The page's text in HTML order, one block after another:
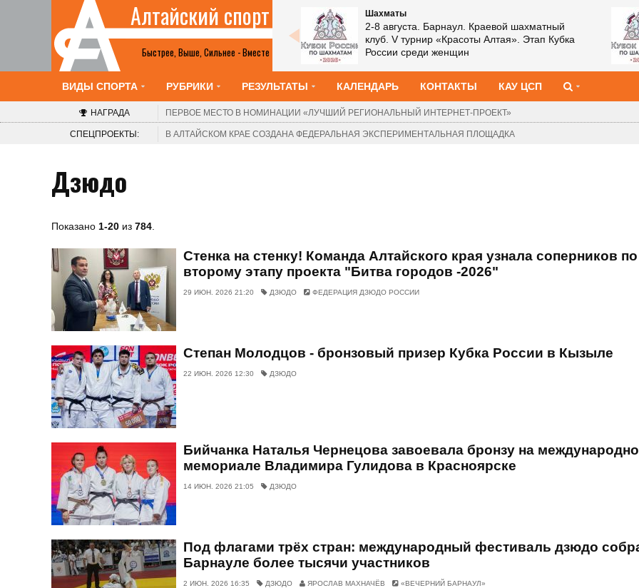
Быстрее, Выше, Сильнее - Вместе
Алтайский спорт
Все анонсы
Шахматы
2-8 августа. Барнаул. Краевой шахматный
клуб. V турнир «Красоты Алтая». Этап Кубка
России среди женщин
ВИДЫ СПОРТА РУБРИКИ РЕЗУЛЬТАТЫ КАЛЕНДАРЬ КОНТАКТЫ КАУ ЦСП
НАГРАДА ПЕРВОЕ МЕСТО В НОМИНАЦИИ «ЛУЧШИЙ РЕГИОНАЛЬНЫЙ ИНТЕРНЕТ-ПРОЕКТ»
СПЕЦПРОЕКТЫ: В АЛТАЙСКОМ КРАЕ СОЗДАНА ФЕДЕРАЛЬНАЯ ЭКСПЕРИМЕНТАЛЬНАЯ ПЛОЩАДКА
Дзюдо
Показано 1-20 из 784
Стенка на стенку! Команда Алтайского края узнала соперников по
второму этапу проекта "Битва городов -2026"
29 ИЮН. 2026 21:20 ДЗЮДО ФЕДЕРАЦИЯ ДЗЮДО РОССИИ
Степан Молодцов - бронзовый призер Кубка России в Кызыле
22 ИЮН. 2026 12:30 ДЗЮДО
Бийчанка Наталья Чернецова завоевала бронзу на
мемориале Владимира Гулидова в Красноярске
14 ИЮН. 2026 21:05 ДЗЮДО
Под флагами трёх стран: международный фестиваль дзюдо
Барнауле более тысячи участников
2 ИЮН. 2026 16:35 ДЗЮДО ЯРОСЛАВ МАХНАЧЁВ «ВЕЧЕРНИЙ БАРНАУЛ»